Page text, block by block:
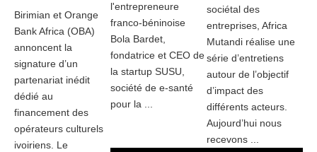
Birimian et Orange
Bank Africa (OBA)
annoncent la
signature d’un
partenariat inédit
dédié au
financement des
opérateurs culturels
ivoiriens. Le
l'entrepreneure
franco-béninoise
Bola Bardet,
fondatrice et CEO de
la startup SUSU,
société de e-santé
pour la ...
sociétal des
entreprises, Africa
Mutandi réalise une
série d’entretiens
autour de l’objectif
d’impact des
différents acteurs.
Aujourd’hui nous
recevons ...